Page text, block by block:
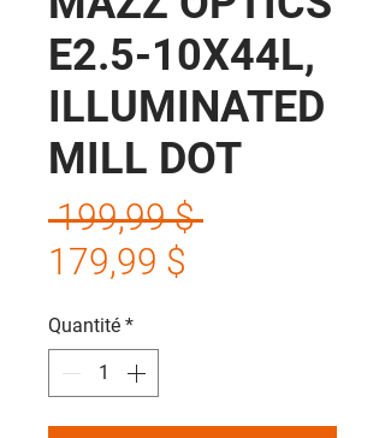
E2.5-10X44L,
ILLUMINATED
MILL DOT
199,99 $ Prix
179,99 $
Quantité *